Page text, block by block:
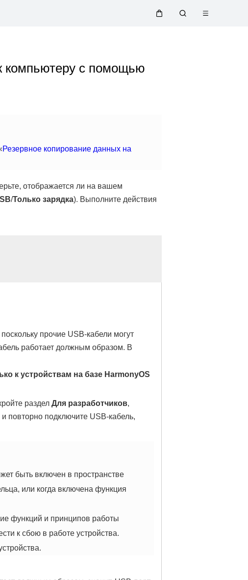
Открыть
компьютеру с помощью
Резервное копирование данных на
отображается ли на вашем
/Только зарядка). Выполните действия
прочие USB-кабели могут
работает должным образом. В
к устройствам на базе HarmonyOS
раздел Для разработчиков,
и повторно подключите USB-кабель,
быть включен в пространстве
или когда включена функция
функций и принципов работы
к сбою в работе устройства.